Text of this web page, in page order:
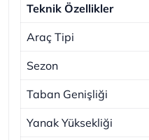
Teknik Özellikler
Araç Tipi
Sezon
Taban Genişliği
Yanak Yüksekliği